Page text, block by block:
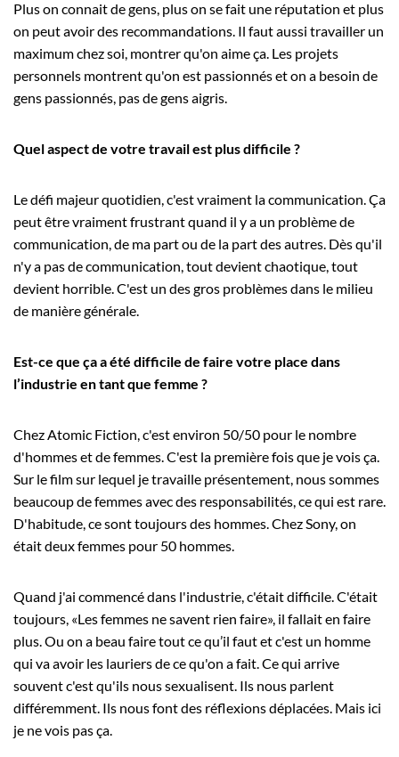
Plus on connait de gens, plus on se fait une réputation et plus
on peut avoir des recommandations. Il faut aussi travailler un
maximum chez soi, montrer qu'on aime ça. Les projets
personnels montrent qu'on est passionnés et on a besoin de
gens passionnés, pas de gens aigris.
Quel aspect de votre travail est plus difficile ?
Le défi majeur quotidien, c'est vraiment la communication. Ça
peut être vraiment frustrant quand il y a un problème de
communication, de ma part ou de la part des autres. Dès qu'il
n'y a pas de communication, tout devient chaotique, tout
devient horrible. C'est un des gros problèmes dans le milieu
de manière générale.
Est-ce que ça a été difficile de faire votre place dans
l’industrie en tant que femme ?
Chez Atomic Fiction, c'est environ 50/50 pour le nombre
d'hommes et de femmes. C'est la première fois que je vois ça.
Sur le film sur lequel je travaille présentement, nous sommes
beaucoup de femmes avec des responsabilités, ce qui est rare.
D'habitude, ce sont toujours des hommes. Chez Sony, on
était deux femmes pour 50 hommes.
Quand j'ai commencé dans l'industrie, c'était difficile. C'était
toujours, «Les femmes ne savent rien faire», il fallait en faire
plus. Ou on a beau faire tout ce qu’il faut et c'est un homme
qui va avoir les lauriers de ce qu'on a fait. Ce qui arrive
souvent c'est qu'ils nous sexualisent. Ils nous parlent
différemment. Ils nous font des réflexions déplacées. Mais ici
je ne vois pas ça.